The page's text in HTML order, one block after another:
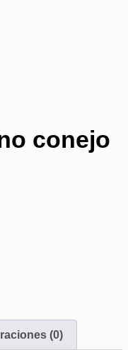
conejo
(0)